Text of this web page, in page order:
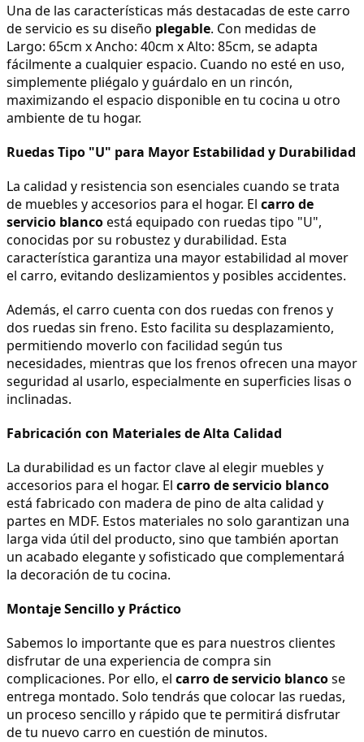
Una de las características más destacadas de este carro
de servicio es su diseño plegable. Con medidas de
Largo: 65cm x Ancho: 40cm x Alto: 85cm, se adapta
fácilmente a cualquier espacio. Cuando no esté en uso,
simplemente pliégalo y guárdalo en un rincón,
maximizando el espacio disponible en tu cocina u otro
ambiente de tu hogar.
Ruedas Tipo "U" para Mayor Estabilidad y Durabilidad
La calidad y resistencia son esenciales cuando se trata
de muebles y accesorios para el hogar. El carro de
servicio blanco está equipado con ruedas tipo "U",
conocidas por su robustez y durabilidad. Esta
característica garantiza una mayor estabilidad al mover
el carro, evitando deslizamientos y posibles accidentes.
Además, el carro cuenta con dos ruedas con frenos y
dos ruedas sin freno. Esto facilita su desplazamiento,
permitiendo moverlo con facilidad según tus
necesidades, mientras que los frenos ofrecen una mayor
seguridad al usarlo, especialmente en superficies lisas o
inclinadas.
Fabricación con Materiales de Alta Calidad
La durabilidad es un factor clave al elegir muebles y
accesorios para el hogar. El carro de servicio blanco
está fabricado con madera de pino de alta calidad y
partes en MDF. Estos materiales no solo garantizan una
larga vida útil del producto, sino que también aportan
un acabado elegante y sofisticado que complementará
la decoración de tu cocina.
Montaje Sencillo y Práctico
Sabemos lo importante que es para nuestros clientes
disfrutar de una experiencia de compra sin
complicaciones. Por ello, el carro de servicio blanco se
entrega montado. Solo tendrás que colocar las ruedas,
un proceso sencillo y rápido que te permitirá disfrutar
de tu nuevo carro en cuestión de minutos.